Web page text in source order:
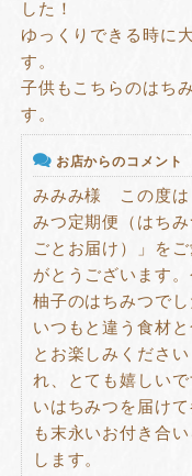
した！
ゆっくりできる時に
す。
子供もこちらのはち
す。
お店からのコメント
みみみ様 この度は
みつ定期便（はち
ごとお届け）」を
がとうございます
柚子のはちみつでし
いつもと違う食材
とお楽しみくださ
れ、とても嬉しい
いはちみつを届け
も末永いお付き合
します。